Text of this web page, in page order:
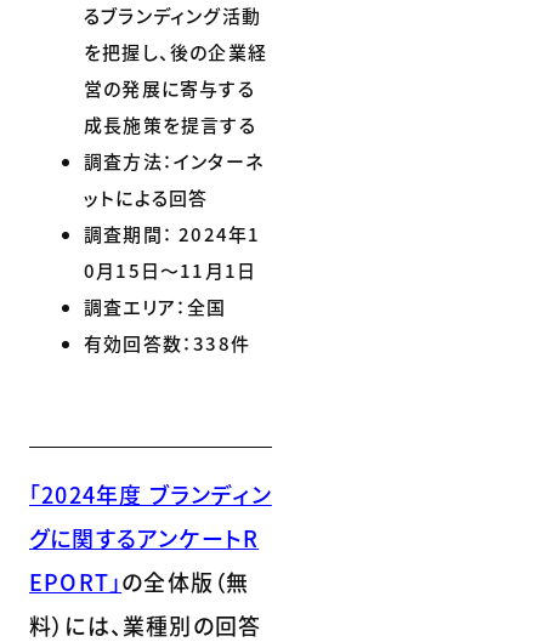
るブランディング活動
を把握し、後の企業経
営の発展に寄与する
成長施策を提言する
調査方法：インターネ
ットによる回答
調査期間： 2024年1
0月15日～11月1日
調査エリア：全国
有効回答数：338件
「2024年度 ブランディン
グに関するアンケートR
EPORT」の全体版（無
料）には、業種別の回答